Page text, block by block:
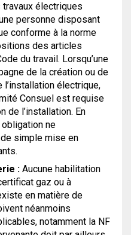
électriques
personne disposant
conforme à la norme
des articles
du travail. Lorsqu’une
de la création ou de
électrique,
Consuel est requise
de l’installation. En
ne
simple mise en
: Aucune habilitation
gaz ou à
en matière de
néanmoins
notamment la NF